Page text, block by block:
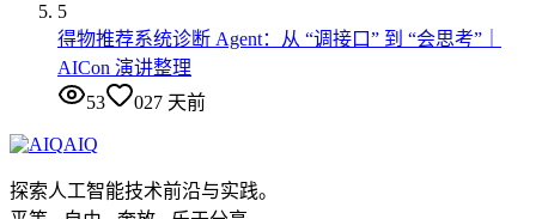
5
得物推荐系统诊断 Agent：从 “调接口” 到 “会思考”｜
AICon 演讲整理
53
027 天前
AIQ
探索人工智能技术前沿与实践。